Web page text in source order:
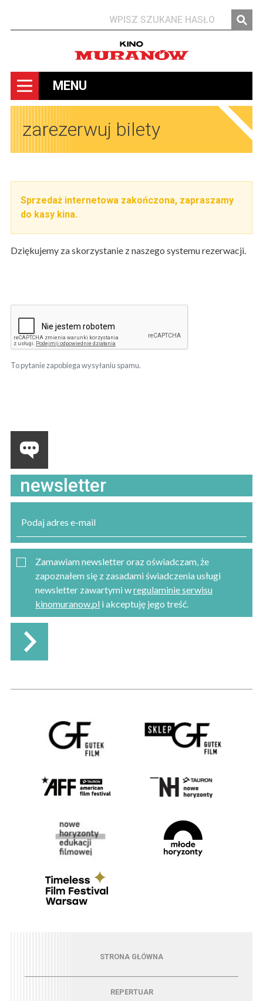
MENU
zarezerwuj bilety
Sprzedaż internetowa zakończona, zapraszamy
do kasy kina.
Dziękujemy za skorzystanie z naszego systemu rezerwacji.
To pytanie zapobiega wysyłaniu spamu.
newsletter
Zamawiam newsletter oraz oświadczam, że
zapoznałem się z zasadami świadczenia usługi
newsletter zawartymi wregulaminie serwisu
kinomuranow.pl i akceptuję jego treść.
Menu - strona główna
STRONA GŁÓWNA
Menu - repertuarREPERTUAR